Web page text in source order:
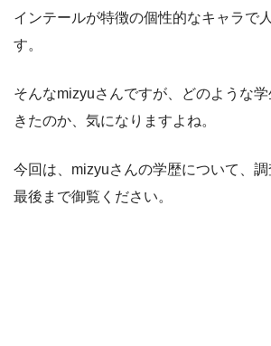
インテールが特徴の個性的なキャラで
す。
そんなmizyuさんですが、どのような
きたのか、気になりますよね。
今回は、mizyuさんの学歴について、
最後まで御覧ください。